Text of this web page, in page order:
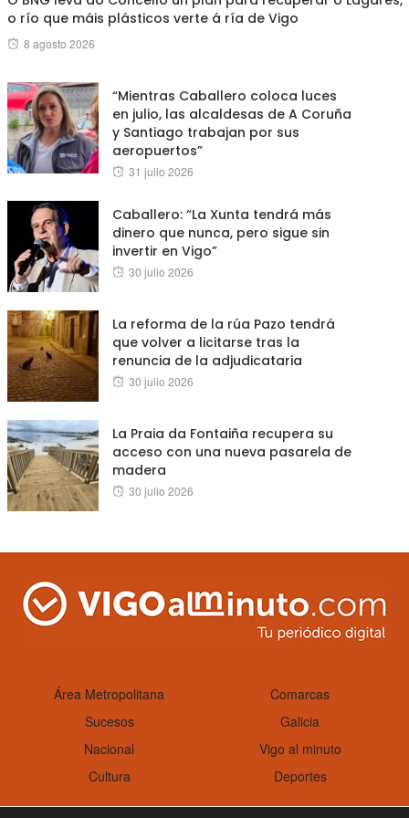
o río que máis plásticos verte á ría de Vigo
Posted
8 agosto 2026
“Mientras Caballero coloca luces
en julio, las alcaldesas de A Coruña
y Santiago trabajan por sus
aeropuertos”
Posted
31 julio 2026
Caballero: “La Xunta tendrá más
dinero que nunca, pero sigue sin
invertir en Vigo”
Posted
30 julio 2026
La reforma de la rúa Pazo tendrá
que volver a licitarse tras la
renuncia de la adjudicataria
Posted
30 julio 2026
La Praia da Fontaiña recupera su
acceso con una nueva pasarela de
madera
Posted
30 julio 2026
Área Metropolitana
Comarcas
Sucesos
Galicia
Nacional
Vigo al minuto
Cultura
Deportes